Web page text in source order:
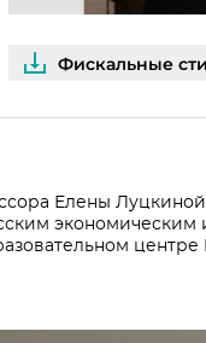
Фискальные
Елены Луцкиной
экономическим
центре